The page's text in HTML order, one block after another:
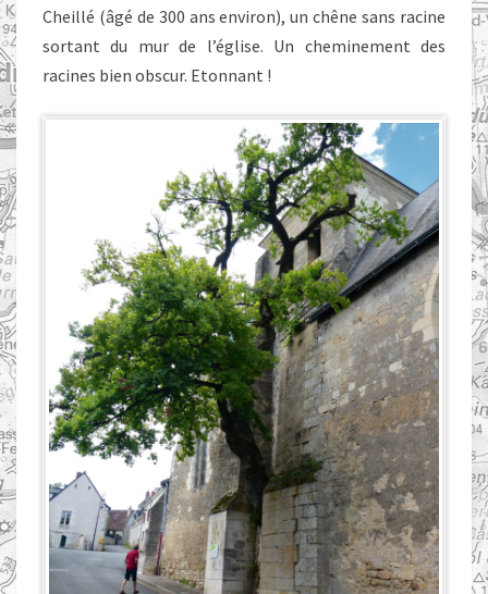
Cheillé (âgé de 300 ans environ), un chêne sans racine
sortant du mur de l’église. Un cheminement des
racines bien obscur. Etonnant !